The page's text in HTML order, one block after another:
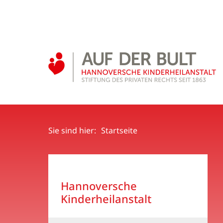
Sie sind hier: Startseite
Hannoversche
Kinderheilanstalt